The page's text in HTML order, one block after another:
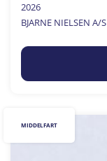
2026
BJARNE NIELSEN A/S
MIDDELFART